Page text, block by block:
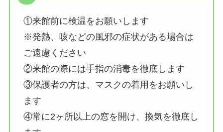
①来館前に検温をお願いします
※発熱、咳などの風邪の症状がある場合は
ご遠慮ください
②来館の際には手指の消毒を徹底します
③保護者の方は、マスクの着用をお願いし
ます
④常に2ヶ所以上の窓を開け、換気を徹底し